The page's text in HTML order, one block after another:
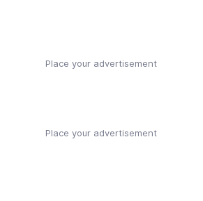
Place your advertisement
Place your advertisement